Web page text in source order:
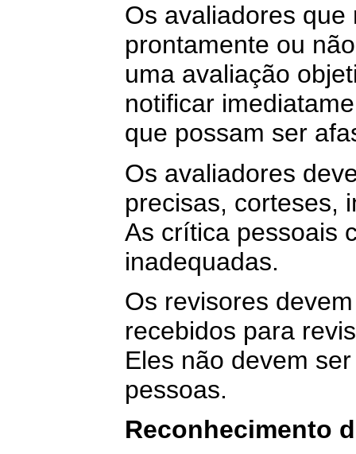
Os avaliadores
prontamente ou
uma avaliação
notificar
que possam ser
Os avaliadores
precisas, corteses,
As crítica pessoais
inadequadas.
Os revisores
recebidos para
Eles não devem
pessoas.
Reconhecimento